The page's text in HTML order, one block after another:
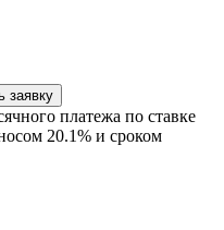
заявку
платежа по ставке
20.1% и сроком